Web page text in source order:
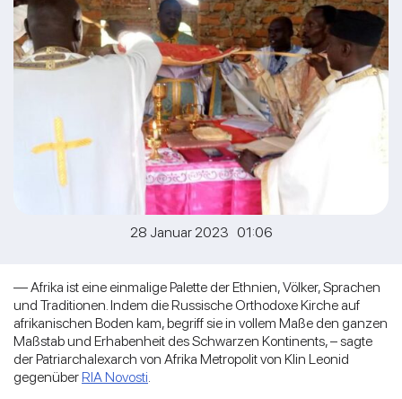
28 Januar 2023 01:06
— Afrika ist eine einmalige Palette der Ethnien, Völker, Sprachen
und Traditionen. Indem die Russische Orthodoxe Kirche auf
afrikanischen Boden kam, begriff sie in vollem Maße den ganzen
Maßstab und Erhabenheit des Schwarzen Kontinents, – sagte
der Patriarchalexarch von Afrika Metropolit von Klin Leonid
gegenüber RIA Novosti